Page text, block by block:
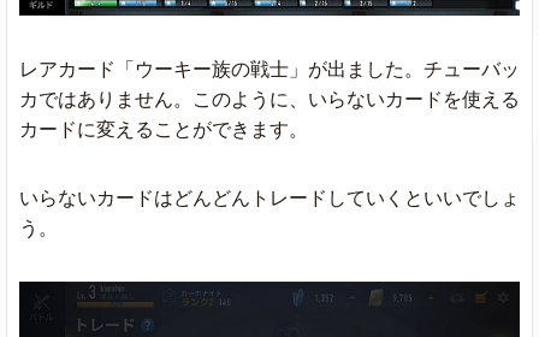
レアカード「ウーキー族の戦士」が出ました。チューバッ
カではありません。このように、いらないカードを使える
カードに変えることができます。
いらないカードはどんどんトレードしていくといいでしょ
う。